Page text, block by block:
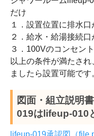
だけ
１．設置位置に排水口
２．給水・給湯接続口
３．100Vのコンセン
以上の条件が満たさ
ましたら設置可能です
図面・組立説明
019はlifeup-010
lifeup-019承認図（